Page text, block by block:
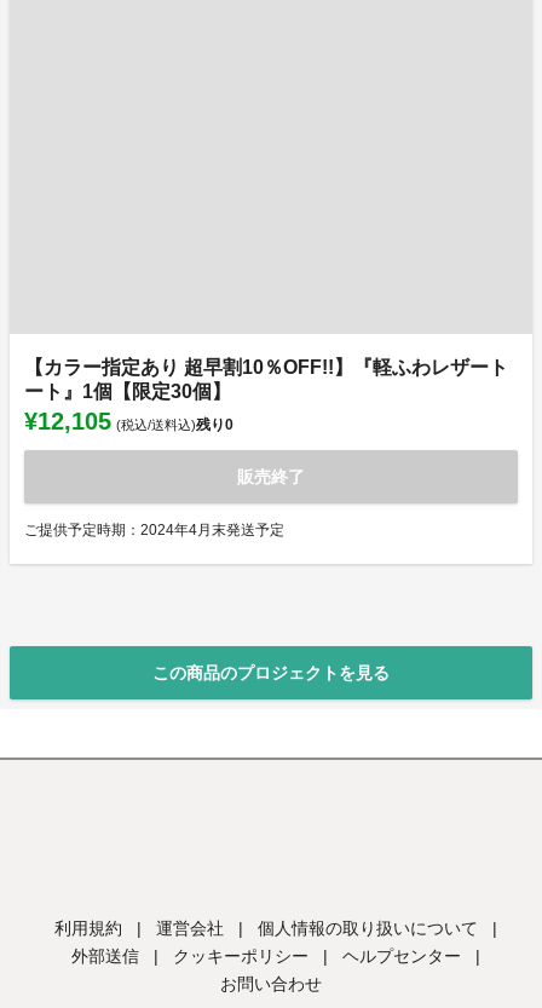
【カラー指定あり 超早割10％OFF!!】『軽ふわレザート
ート』1個【限定30個】
¥12,105 (税込/送料込)残り0
販売終了
ご提供予定時期：2024年4月末発送予定
この商品のプロジェクトを見る
利用規約 | 運営会社 | 個人情報の取り扱いについて
|
外部送信
| クッキーポリシー | ヘルプセンター
|
お問い合わせ